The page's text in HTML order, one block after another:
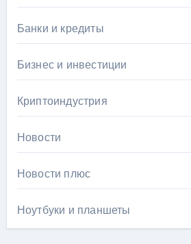
Банки и кредиты
Бизнес и инвестиции
Криптоиндустрия
Новости
Новости плюс
Ноутбуки и планшеты